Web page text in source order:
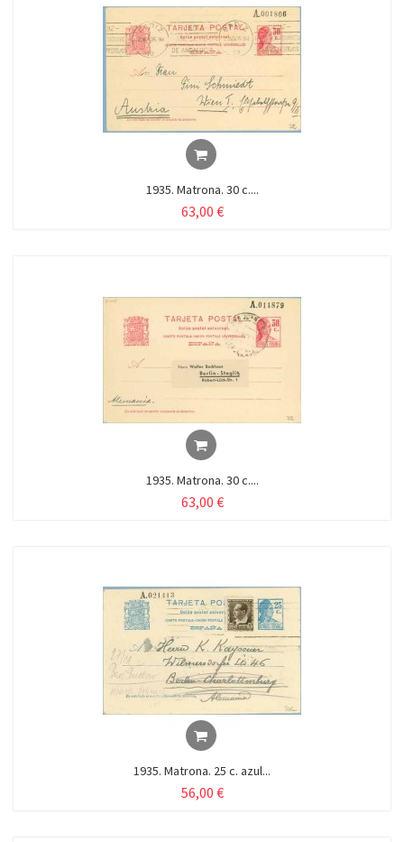
1935. Matrona. 30 c....
63,00 €
1935. Matrona. 30 c....
63,00 €
1935. Matrona. 25 c. azul...
56,00 €